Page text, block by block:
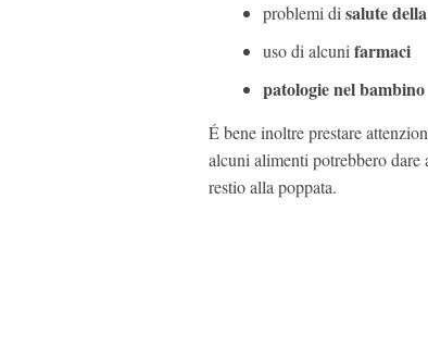
problemi di salute
uso di alcuni farmaci
patologie nel bambino
É bene inoltre prestare
alcuni alimenti potrebbero dare
restio alla poppata.